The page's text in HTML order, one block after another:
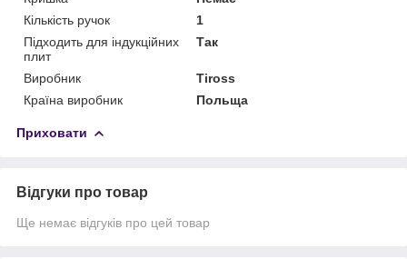
Кількість ручок
1
Підходить для індукційних
плит
Так
Виробник
Tiross
Країна виробник
Польща
Приховати
Відгуки про товар
Ще немає відгуків про цей товар